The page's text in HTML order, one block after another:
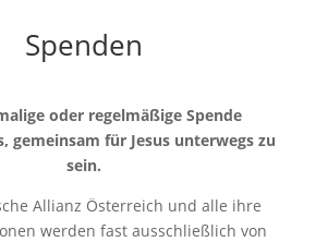
Spenden
oder regelmäßige Spende
gemeinsam für Jesus unterwegs zu
sein.
Allianz Österreich und alle ihre
werden fast ausschließlich von